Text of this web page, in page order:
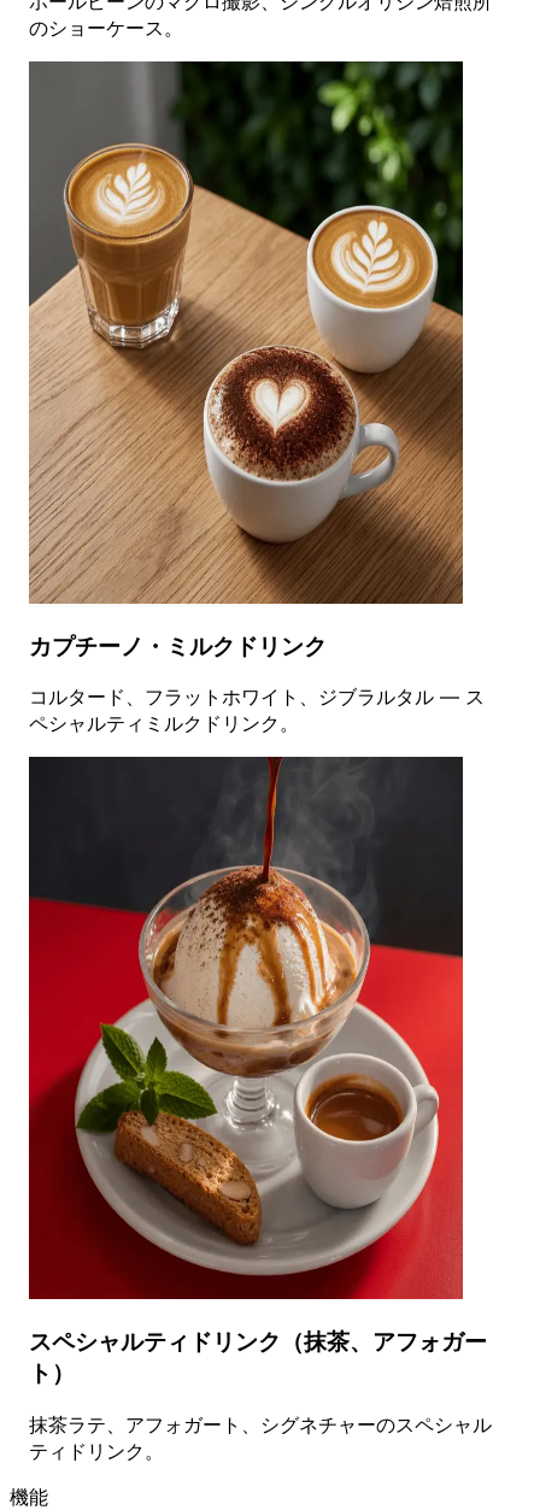
のショーケース。
カプチーノ・ミルクドリンク
コルタード、フラットホワイト、ジブラルタル — ス
ペシャルティミルクドリンク。
スペシャルティドリンク（抹茶、アフォガー
ト）
抹茶ラテ、アフォガート、シグネチャーのスペシャル
ティドリンク。
機能